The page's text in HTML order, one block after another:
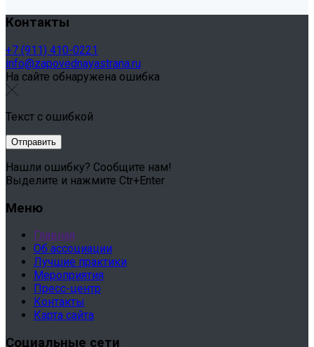
Контакты
+7 (911) 410-0221
info@zapovednayastrana.ru
На сайте обнаружена ошибка
Текст с ошибкой
Нашли ошибку? Сообщите нам!
Выделите и нажмите Ctr+Enter
Меню
Главная
Об ассоциации
Лучшие практики
Мероприятия
Пресс-центр
Контакты
Карта сайта
Социальные сети